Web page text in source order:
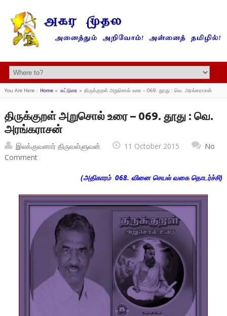
You Are Here : Home» கட்டுரை » திருக்குறள் அறுசொல் உரை – 069. தூது : வெ. அரங்கராசன்
திருக்குறள் அறுசொல் உரை – 069. தூது : வெ.
அரங்கராசன்
இலக்குவனார் திருவள்ளுவன் 11 October 2015
No
Comment
(அதிகாரம் 068. வினை செயல் வகை தொடர்ச்சி)